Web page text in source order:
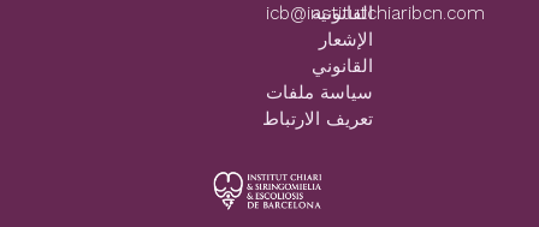
icb@institutchiaribcn.com
القانونية
الإشعار
القانوني
سياسة ملفات
تعريف الارتباط